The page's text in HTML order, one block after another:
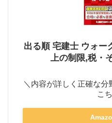
出る順 宅建士 ウォ
上の制限,税・
＼内容が詳しく正確な
こ